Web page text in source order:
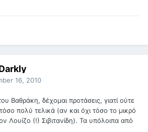
16, 2010
Βαθράκη, δέχομαι προτάσεις, γιατί ούτε
πολύ τελικά (αν και όχι τόσο το μικρό
Λουίζο (!) Σιβιτανίδη). Τα υπόλοιπα από